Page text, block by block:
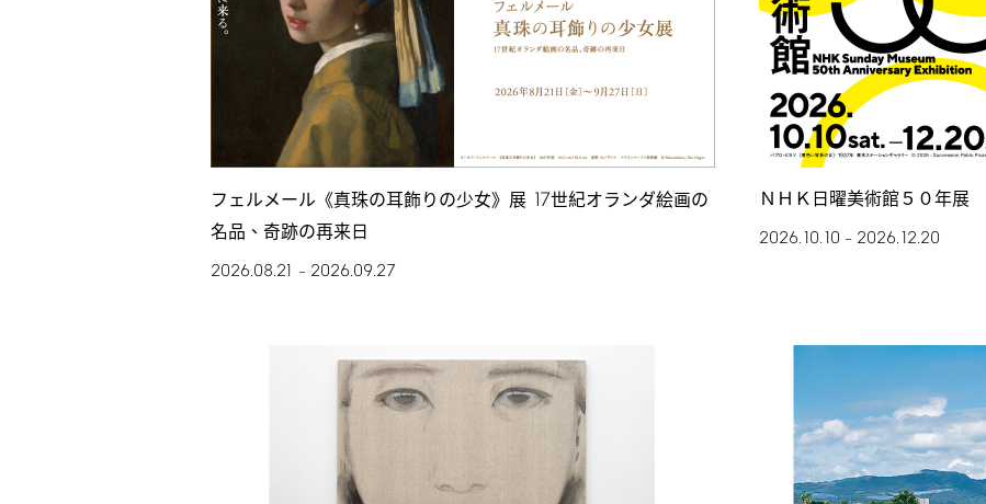
フェルメール《真珠の耳飾りの少女》展 17世紀オランダ絵画の
名品、奇跡の再来日
2026.08.21 – 2026.09.27
ＮＨＫ日曜美術館５０年展
2026.10.10 – 2026.12.20